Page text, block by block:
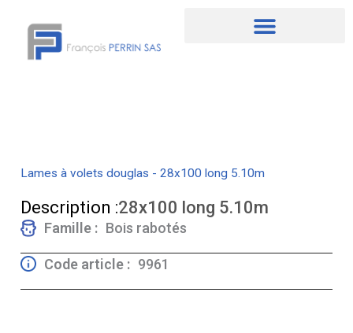
contenu
Lames à volets douglas - 28x100 long 5.10m
Description :28x100 long 5.10m
Famille : Bois rabotés
Code article : 9961